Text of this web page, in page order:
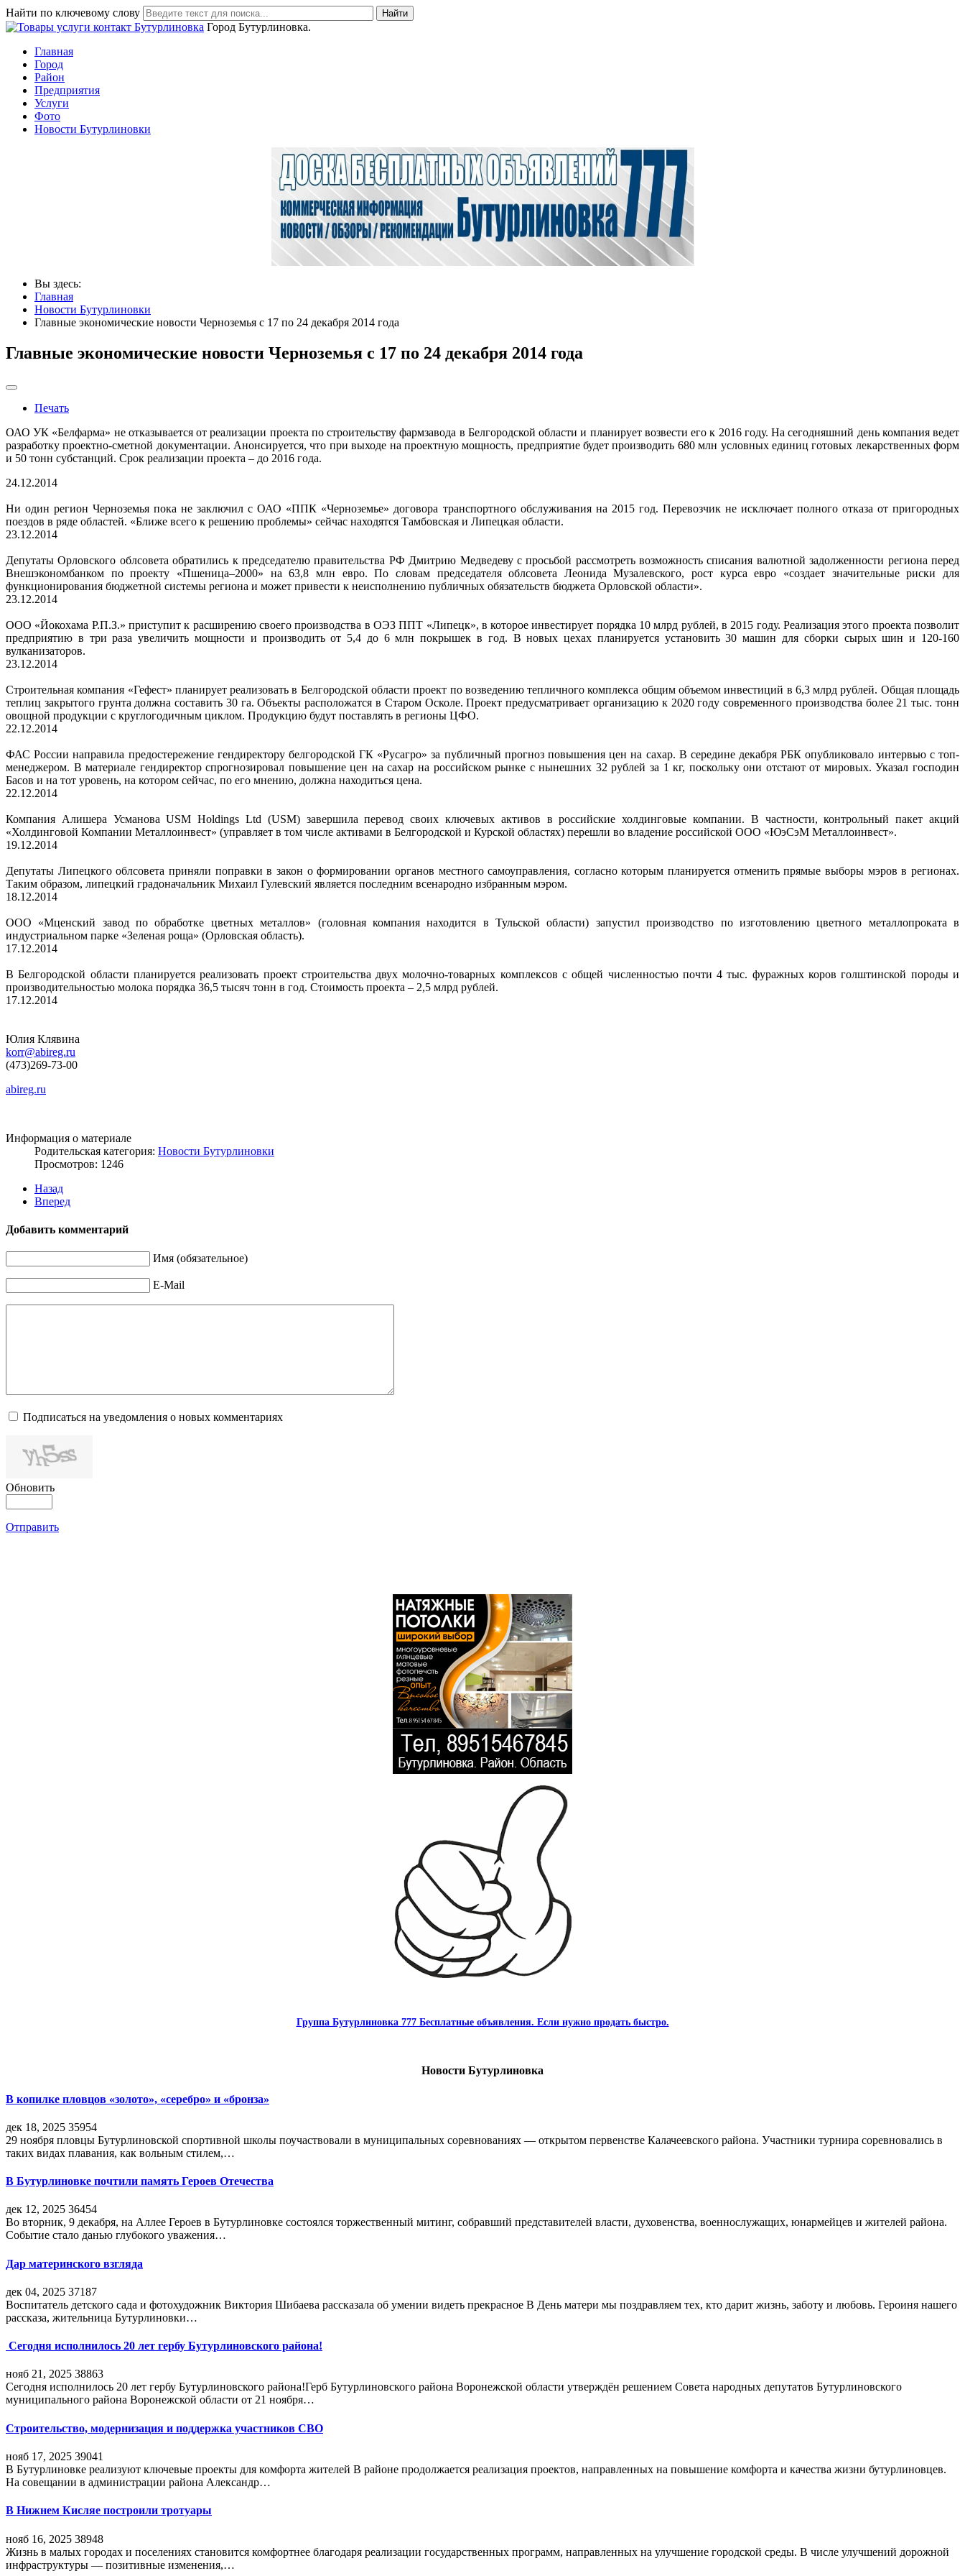
Найти по ключевому слову Найти
Город Бутурлиновка.
Главная
Город
Район
Предприятия
Услуги
Фото
Новости Бутурлиновки
Вы здесь:
Главная
Новости Бутурлиновки
Главные экономические новости Черноземья с 17 по 24 декабря 2014 года
Главные экономические новости Черноземья с 17 по 24 декабря 2014 года
Печать
ОАО УК «Белфарма» не отказывается от реализации проекта по строительству фармзавода в Белгородской области и планирует возвести его к 2016 году. На сегодняшний день компания ведет
разработку проектно-сметной документации. Анонсируется, что при выходе на проектную мощность, предприятие будет производить 680 млн условных единиц готовых лекарственных форм
и 50 тонн субстанций. Срок реализации проекта – до 2016 года.
24.12.2014
Ни один регион Черноземья пока не заключил с ОАО «ППК «Черноземье» договора транспортного обслуживания на 2015 год. Перевозчик не исключает полного отказа от пригородных
поездов в ряде областей. «Ближе всего к решению проблемы» сейчас находятся Тамбовская и Липецкая области.
23.12.2014
Депутаты Орловского облсовета обратились к председателю правительства РФ Дмитрию Медведеву с просьбой рассмотреть возможность списания валютной задолженности региона перед
Внешэкономбанком по проекту «Пшеница–2000» на 63,8 млн евро. По словам председателя облсовета Леонида Музалевского, рост курса евро «создает значительные риски для
функционирования бюджетной системы региона и может привести к неисполнению публичных обязательств бюджета Орловской области».
23.12.2014
ООО «Йокохама Р.П.З.» приступит к расширению своего производства в ОЭЗ ППТ «Липецк», в которое инвестирует порядка 10 млрд рублей, в 2015 году. Реализация этого проекта позволит
предприятию в три раза увеличить мощности и производить от 5,4 до 6 млн покрышек в год. В новых цехах планируется установить 30 машин для сборки сырых шин и 120-160
вулканизаторов.
23.12.2014
Строительная компания «Гефест» планирует реализовать в Белгородской области проект по возведению тепличного комплекса общим объемом инвестиций в 6,3 млрд рублей. Общая площадь
теплиц закрытого грунта должна составить 30 га. Объекты расположатся в Старом Осколе. Проект предусматривает организацию к 2020 году современного производства более 21 тыс. тонн
овощной продукции с круглогодичным циклом. Продукцию будут поставлять в регионы ЦФО.
22.12.2014
ФАС России направила предостережение гендиректору белгородской ГК «Русагро» за публичный прогноз повышения цен на сахар. В середине декабря РБК опубликовало интервью с топ-
менеджером. В материале гендиректор спрогнозировал повышение цен на сахар на российском рынке с нынешних 32 рублей за 1 кг, поскольку они отстают от мировых. Указал господин
Басов и на тот уровень, на котором сейчас, по его мнению, должна находиться цена.
22.12.2014
Компания Алишера Усманова USM Holdings Ltd (USM) завершила перевод своих ключевых активов в российские холдинговые компании. В частности, контрольный пакет акций
«Холдинговой Компании Металлоинвест» (управляет в том числе активами в Белгородской и Курской областях) перешли во владение российской ООО «ЮэСэМ Металлоинвест».
19.12.2014
Депутаты Липецкого облсовета приняли поправки в закон о формировании органов местного самоуправления, согласно которым планируется отменить прямые выборы мэров в регионах.
Таким образом, липецкий градоначальник Михаил Гулевский является последним всенародно избранным мэром.
18.12.2014
ООО «Мценский завод по обработке цветных металлов» (головная компания находится в Тульской области) запустил производство по изготовлению цветного металлопроката в
индустриальном парке «Зеленая роща» (Орловская область).
17.12.2014
В Белгородской области планируется реализовать проект строительства двух молочно-товарных комплексов с общей численностью почти 4 тыс. фуражных коров голштинской породы и
производительностью молока порядка 36,5 тысяч тонн в год. Стоимость проекта – 2,5 млрд рублей.
17.12.2014
Юлия Клявина
korr@abireg.ru
(473)269-73-00
abireg.ru
Информация о материале
Родительская категория: Новости Бутурлиновки
Просмотров: 1246
Назад
Вперед
Добавить комментарий
Имя (обязательное)
E-Mail
Подписаться на уведомления о новых комментариях
Обновить
Отправить
Группа Бутурлиновка 777 Бесплатные объявления. Если нужно продать быстро.
Новости Бутурлиновка
В копилке пловцов «золото», «серебро» и «бронза»
дек 18, 2025 35954
29 ноября пловцы Бутурлиновской спортивной школы поучаствовали в муниципальных соревнованиях — открытом первенстве Калачеевского района. Участники турнира соревновались в
таких видах плавания, как вольным стилем,…
В Бутурлиновке почтили память Героев Отечества
дек 12, 2025 36454
Во вторник, 9 декабря, на Аллее Героев в Бутурлиновке состоялся торжественный митинг, собравший представителей власти, духовенства, военнослужащих, юнармейцев и жителей района.
Событие стало данью глубокого уважения…
Дар материнского взгляда
дек 04, 2025 37187
Воспитатель детского сада и фотохудожник Виктория Шибаева рассказала об умении видеть прекрасное В День матери мы поздравляем тех, кто дарит жизнь, заботу и любовь. Героиня нашего
рассказа, жительница Бутурлиновки…
Сегодня исполнилось 20 лет гербу Бутурлиновского района!
нояб 21, 2025 38863
Сегодня исполнилось 20 лет гербу Бутурлиновского района!Герб Бутурлиновского района Воронежской области утверждён решением Совета народных депутатов Бутурлиновского
муниципального района Воронежской области от 21 ноября…
Строительство, модернизация и поддержка участников СВО
нояб 17, 2025 39041
В Бутурлиновке реализуют ключевые проекты для комфорта жителей В районе продолжается реализация проектов, направленных на повышение комфорта и качества жизни бутурлиновцев.
На совещании в администрации района Александр…
В Нижнем Кисляе построили тротуары
нояб 16, 2025 38948
Жизнь в малых городах и поселениях становится комфортнее благодаря реализации государственных программ, направленных на улучшение городской среды. В числе улучшений дорожной
инфраструктуры — позитивные изменения,…